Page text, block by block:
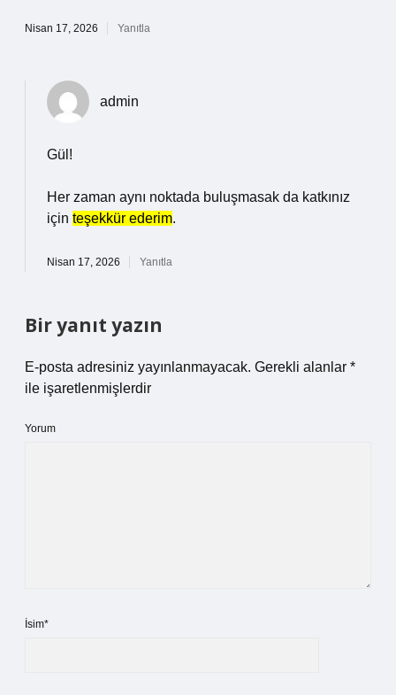
Nisan 17, 2026 Yanıtla
admin
Gül!
Her zaman aynı noktada buluşmasak da katkınız
için teşekkür ederim.
Nisan 17, 2026 Yanıtla
Bir yanıt yazın
E-posta adresiniz yayınlanmayacak. Gerekli alanlar *
ile işaretlenmişlerdir
Yorum
İsim*